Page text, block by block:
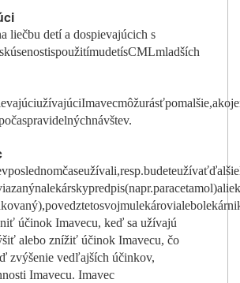
liečbu detí a dospievajúcich s
skúsenostispoužitímudetísCMLmladších
užívajúciImavecmôžurásťpomalšie,akoje
pravidelnýchnávštev.
vposlednomčaseužívali,resp.budeteužívaťďalšie
nalekárskypredpis(napr.paracetamol)a
povedztetosvojmulekárovialebo
účinok Imavecu, keď sa užívajú
alebo znížiť účinok Imavecu, čo
zvýšenie vedľajších účinkov,
Imavecu. Imavec